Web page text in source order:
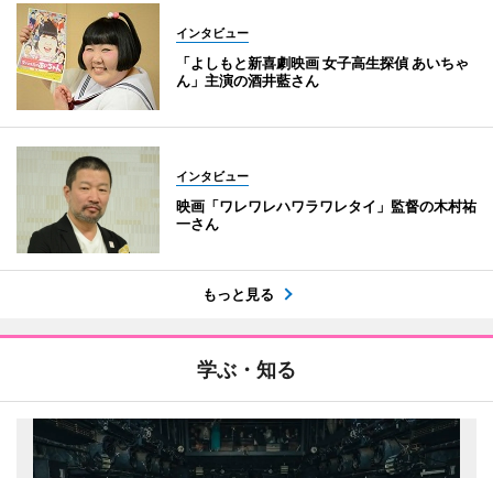
インタビュー
「よしもと新喜劇映画 女子高生探偵 あいちゃ
ん」主演の酒井藍さん
インタビュー
映画「ワレワレハワラワレタイ」監督の木村祐
一さん
もっと見る
学ぶ・知る